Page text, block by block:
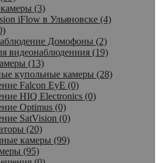
(3)
iFlow в Ульяновске (4)
Домофоны (2)
видеонаблюденния (19)
(13)
купольные камеры (28)
Falcon EyE (0)
HIQ Electronics (0)
Optimus (0)
SatVision (0)
(20)
камеры (99)
(95)